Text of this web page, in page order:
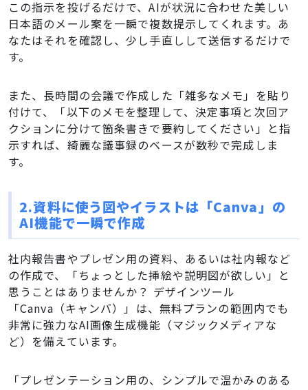
この指示を投げるだけで、AIが状況に合わせた美しい
日本語のメール案を一瞬で複数提示してくれます。あ
なたはそれを確認し、少し手直しして送信するだけで
す。
また、長時間の会議で作成した「雑多なメモ」を貼り
付けて、「以下のメモを整理して、決定事項と次回ア
クションに分けて箇条書きで要約してください」と指
示すれば、綺麗な議事録のベースが数秒で完成しま
す。
2.資料に使う図やイラストは「Canva」の
AI機能で一瞬で作成
社内報告書やプレゼン用の資料、あるいは社内報など
の作成で、「ちょっとした挿絵や説明図が欲しい」と
思うことはありませんか？ デザインツール
「Canva（キャンバ）」は、無料プランの範囲内でも
非常に強力なAI画像生成機能（マジックメディアな
ど）を備えています。
「プレゼンテーション用の、シンプルで温かみのある